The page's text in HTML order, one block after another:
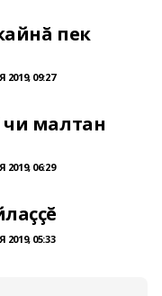
пек
09:27
чи малтан
06:29
05:33